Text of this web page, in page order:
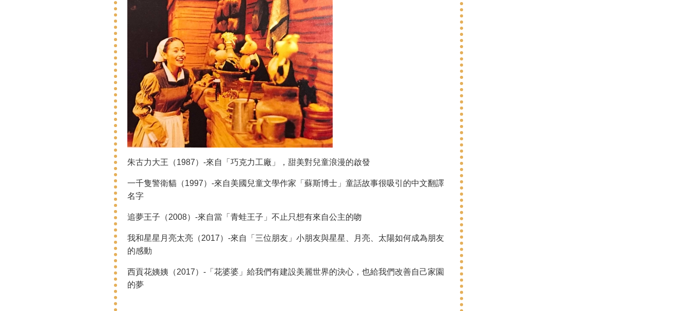
朱古力大王（1987）-來自「巧克力工廠」，甜美對兒童浪漫的啟發
一千隻警衛貓（1997）-來自美國兒童文學作家「蘇斯博士」童話故事很吸引的中文翻譯
名字
追夢王子（2008）-來自當「青蛙王子」不止只想有來自公主的吻
我和星星月亮太亮（2017）-來自「三位朋友」小朋友與星星、月亮、太陽如何成為朋友
的感動
西貢花姨姨（2017）-「花婆婆」給我們有建設美麗世界的決心，也給我們改善自己家園
的夢